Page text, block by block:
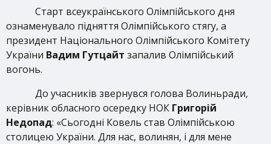
Старт всеукраїнського Олімпійського дня
ознаменувало підняття Олімпійського стягу, а
президент Національного Олімпійського Комітету
України Вадим Гутцайт запалив Олімпійський
вогонь.
До учасників звернувся голова Волиньради,
керівник обласного осередку НОК Григорій
Недопад: «Сьогодні Ковель став Олімпійською
столицею України. Для нас, волинян, і для мене